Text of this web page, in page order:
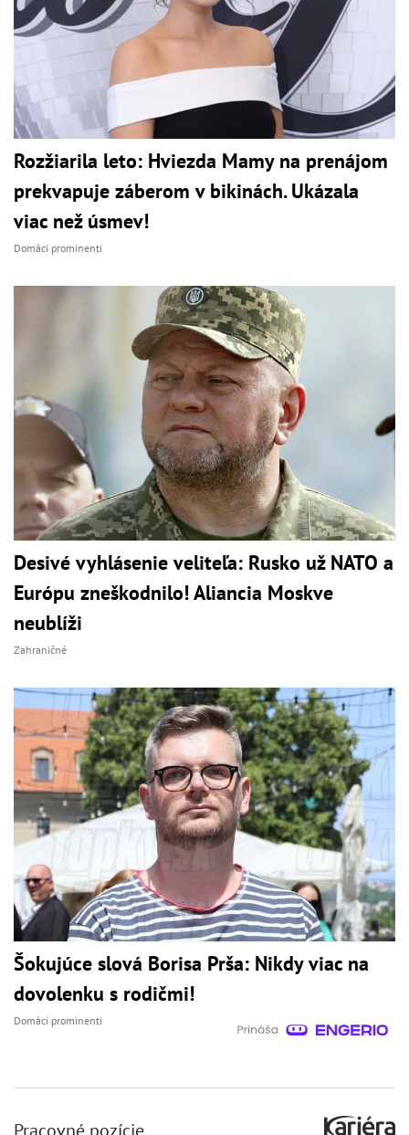
Rozžiarila leto: Hviezda Mamy na prenájom
prekvapuje záberom v bikinách. Ukázala
viac než úsmev!
Domáci prominenti
Desivé vyhlásenie veliteľa: Rusko už NATO a
Európu zneškodnilo! Aliancia Moskve
neublíži
Zahraničné
Šokujúce slová Borisa Prša: Nikdy viac na
dovolenku s rodičmi!
Domáci prominenti
Pracovné pozície